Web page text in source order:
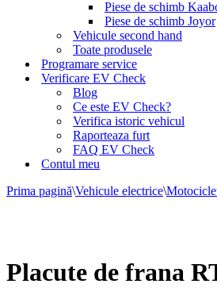
Piese de schimb
Piese de schimb Joyor
Vehicule second hand
Toate produsele
Programare service
Verificare EV Check
Blog
Ce este EV Check?
Verifica istoric vehicul
Raporteaza furt
FAQ EV Check
Contul meu
Prima pagină\Vehicule electrice\
Placute de frana